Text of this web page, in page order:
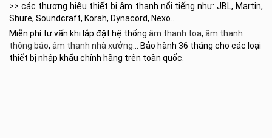
>> các thương hiệu thiết bị âm thanh nổi tiếng như: JBL, Martin,
Shure, Soundcraft, Korah, Dynacord, Nexo…
Miễn phí tư vấn khi lắp đặt hệ thống âm thanh toa, âm thanh
thông báo, âm thanh nhà xưởng … Bảo hành 36 tháng cho các loại
thiết bị nhập khẩu chính hãng trên toàn quốc.